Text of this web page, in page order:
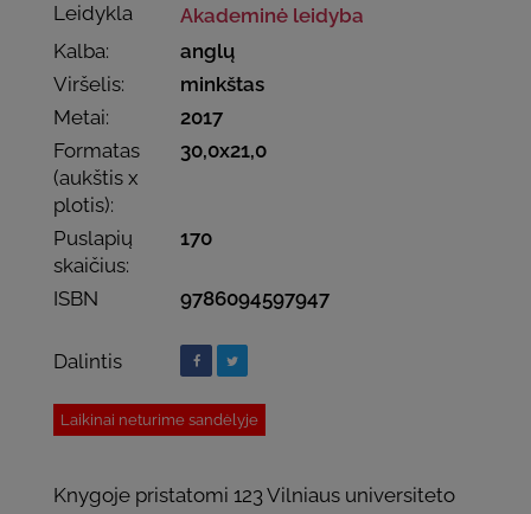
Leidykla
Akademinė leidyba
Kalba:
anglų
Viršelis:
minkštas
Metai:
2017
Formatas
(aukštis x
plotis):
30,0x21,0
Puslapių
skaičius:
170
ISBN 9786094597947
Dalintis
Laikinai neturime sandėlyje
Knygoje pristatomi 123 Vilniaus universiteto